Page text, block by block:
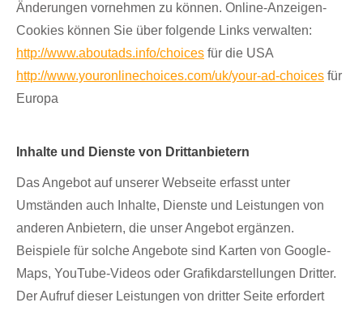
Änderungen vornehmen zu können. Online-Anzeigen-
Cookies können Sie über folgende Links verwalten:
http://www.aboutads.info/choices für die USA
http://www.youronlinechoices.com/uk/your-ad-choices für
Europa
Inhalte und Dienste von Drittanbietern
Das Angebot auf unserer Webseite erfasst unter
Umständen auch Inhalte, Dienste und Leistungen von
anderen Anbietern, die unser Angebot ergänzen.
Beispiele für solche Angebote sind Karten von Google-
Maps, YouTube-Videos oder Grafikdarstellungen Dritter.
Der Aufruf dieser Leistungen von dritter Seite erfordert